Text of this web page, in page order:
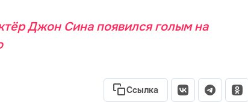
Джон Сина появился голым на
Ссылка